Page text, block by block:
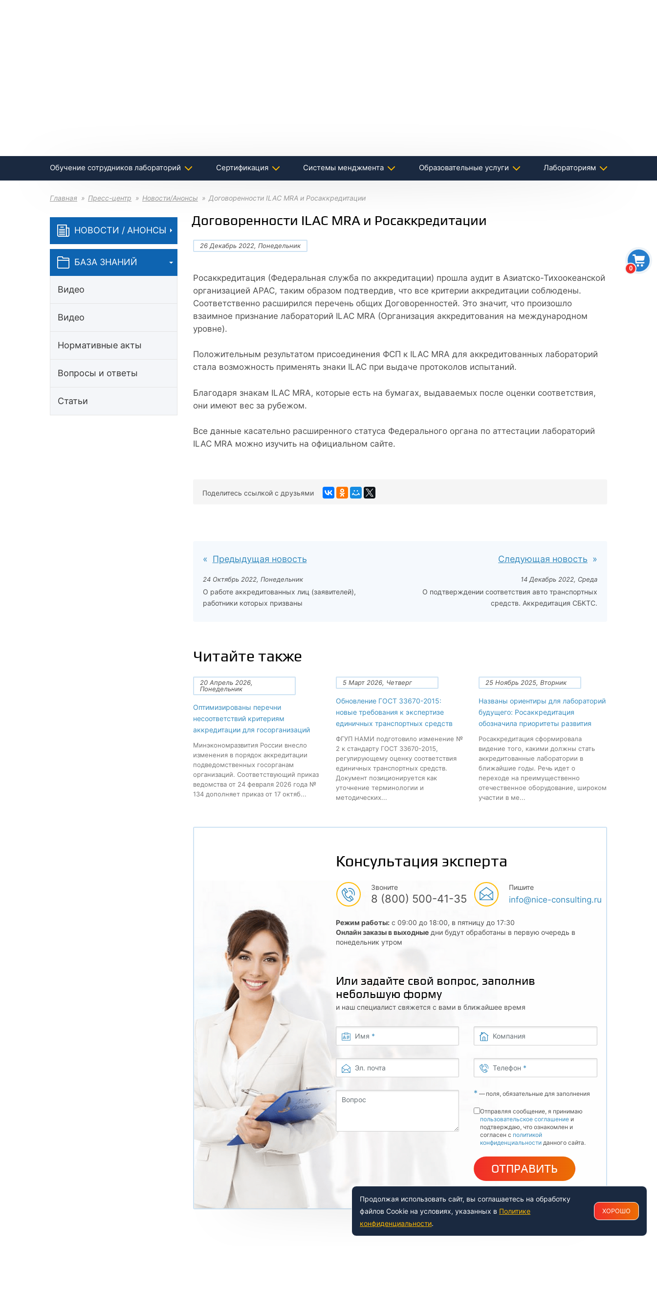
0
Обучение сотрудников лабораторий Сертификация Системы менджмента Образовательные услуги Лабораториям
Главная Пресс-центр Новости/Анонсы Договоренности ILAC MRA и Росаккредитации
НОВОСТИ / АНОНСЫ
БАЗА ЗНАНИЙ
Видео
Видео
Нормативные акты
Вопросы и ответы
Статьи
Договоренности ILAC MRA и Росаккредитации
26 Декабрь 2022, Понедельник
Росаккредитация (Федеральная служба по аккредитации) прошла аудит в Азиатско-Тихоокеанской
организацией АРАС, таким образом подтвердив, что все критерии аккредитации соблюдены.
Соответственно расширился перечень общих Договоренностей. Это значит, что произошло
взаимное признание лабораторий ILAC MRA (Организация аккредитования на международном
уровне).
Положительным результатом присоединения ФСП к ILAC MRA для аккредитованных лабораторий
стала возможность применять знаки ILAC при выдаче протоколов испытаний.
Благодаря знакам ILAC MRA, которые есть на бумагах, выдаваемых после оценки соответствия,
они имеют вес за рубежом.
Все данные касательно расширенного статуса Федерального органа по аттестации лабораторий
ILAC MRA можно изучить на официальном сайте.
Поделитесь ссылкой с друзьями
Предыдущая новость
24 Октябрь 2022, Понедельник
О работе аккредитованных лиц (заявителей),
работники которых призваны
Следующая новость
14 Декабрь 2022, Среда
О подтверждении соответствия авто транспортных
средств. Аккредитация СБКТС.
Читайте также
20 Апрель 2026,
Понедельник
Оптимизированы перечни
несоответствий критериям
аккредитации для госорганизаций
Минэкономразвития России внесло
изменения в порядок аккредитации
подведомственных госорганам
организаций. Соответствующий приказ
ведомства от 24 февраля 2026 года №
134 дополняет приказ от 17 октяб...
5 Март 2026, Четверг
Обновление ГОСТ 33670-2015:
новые требования к экспертизе
единичных транспортных средств
ФГУП НАМИ подготовило изменение №
2 к стандарту ГОСТ 33670-2015,
регулирующему оценку соответствия
единичных транспортных средств.
Документ позиционируется как
уточнение терминологии и
методических...
25 Ноябрь 2025, Вторник
Названы ориентиры для лабораторий
будущего: Росаккредитация
обозначила приоритеты развития
Росаккредитация сформировала
видение того, какими должны стать
аккредитованные лаборатории в
ближайшие годы. Речь идет о
переходе на преимущественно
отечественное оборудование, широком
участии в ме...
Консультация эксперта
Звоните
8 (800) 500-41-35
Пишите
info@nice-consulting.ru
Режим работы:с 09:00 до 18:00, в пятницу до 17:30
Онлайн заказы в выходныедни будут обработаны в первую очередь в
понедельник утром
Или задайте свой вопрос, заполнив
небольшую форму
и наш специалист свяжется с вами в ближайшее время
Имя *
Эл. почта
Вопрос
Компания
Телефон *
* — поля, обязательные для заполнения
Отправляя сообщение, я принимаю
пользовательское соглашение и
подтверждаю, что ознакомлен и
согласен с политикой
конфиденциальности данного сайта.
ОТПРАВИТЬ
Продолжая использовать сайт, вы соглашаетесь на обработку
файлов Cookie на условиях, указанных в Политике
конфиденциальности.
ХОРОШО